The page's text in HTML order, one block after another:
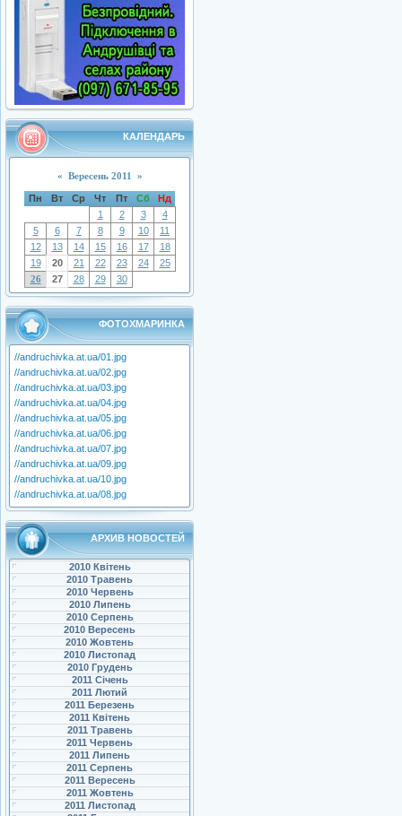
КАЛЕНДАРЬ
« Вересень 2011 »
Пн Вт Ср Чт Пт Сб
Нд
1
2 3
4
5
6 7 8 9 10
11
12
13 14 15 16 17
18
19
20 21 22 23 24
25
26
27 28 29 30
ФОТОХМАРИНКА
//andruchivka.at.ua/01.jpg
//andruchivka.at.ua/02.jpg
//andruchivka.at.ua/03.jpg
//andruchivka.at.ua/04.jpg
//andruchivka.at.ua/05.jpg
//andruchivka.at.ua/06.jpg
//andruchivka.at.ua/07.jpg
//andruchivka.at.ua/09.jpg
//andruchivka.at.ua/10.jpg
//andruchivka.at.ua/08.jpg
АРХИВ НОВОСТЕЙ
2010 Квітень
2010 Травень
2010 Червень
2010 Липень
2010 Серпень
2010 Вересень
2010 Жовтень
2010 Листопад
2010 Грудень
2011 Січень
2011 Лютий
2011 Березень
2011 Квітень
2011 Травень
2011 Червень
2011 Липень
2011 Серпень
2011 Вересень
2011 Жовтень
2011 Листопад